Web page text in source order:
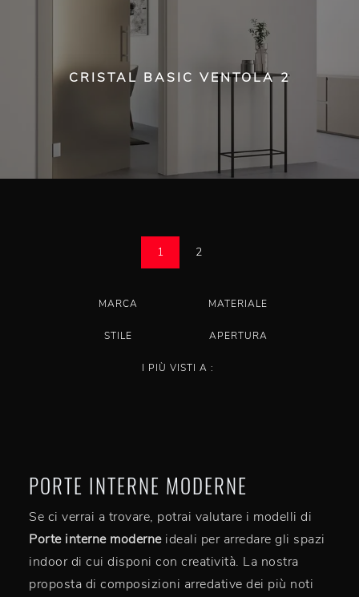
CRISTAL BASIC VENTOLA 2
1 2
MARCA MATERIALE
STILE APERTURA
I PIÙ VISTI A :
PORTE INTERNE MODERNE
Se ci verrai a trovare, potrai valutare i modelli di
Porte interne moderneideali per arredare gli spazi
indoor di cui disponi con creatività. La nostra
proposta di composizioni arredative dei più noti